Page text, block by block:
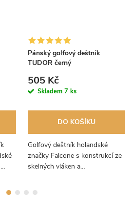
Pánský golfový deštník
TUDOR černý
505 Kč
Skladem 7 ks
DO KOŠÍKU
Golfový deštník holandské
značky Falcone s konstrukcí ze
skelných vláken a
rukojetí. Deštník je odolný proti